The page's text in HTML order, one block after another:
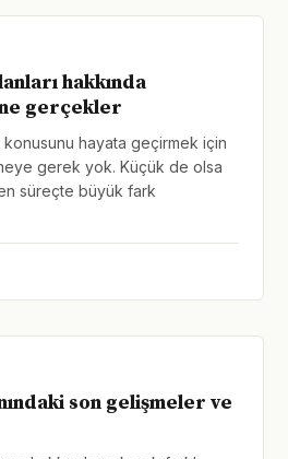
hakkında
gerçekler
konusunu hayata geçirmek için
gerek yok. Küçük de olsa
süreçte büyük fark
son gelişmeler ve